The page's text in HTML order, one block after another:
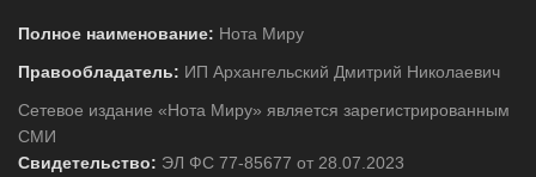
Полное наименование: Нота Миру
Правообладатель: ИП Архангельский Дмитрий Николаевич
Сетевое издание «Нота Миру» является зарегистрированным
СМИ
Свидетельство: ЭЛ ФС 77-85677 от 28.07.2023